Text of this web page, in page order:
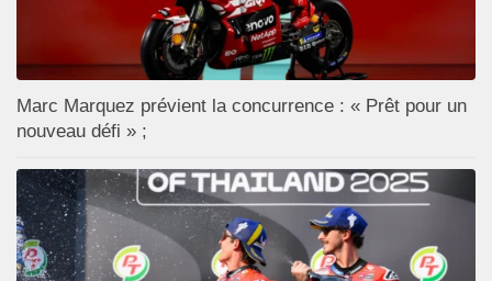
Marc Marquez prévient la concurrence : « Prêt pour un
nouveau défi » ;